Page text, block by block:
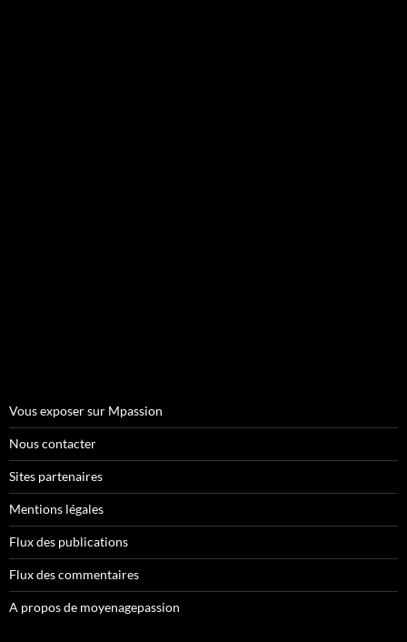
Vous exposer sur Mpassion
Nous contacter
Sites partenaires
Mentions légales
Flux des publications
Flux des commentaires
A propos de moyenagepassion